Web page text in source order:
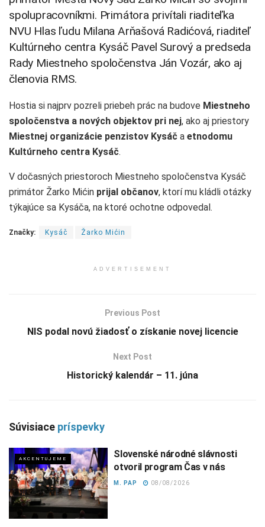
spolupracovníkmi. Primátora privítali riaditeľka
NVU Hlas ľudu Milana Arňašová Radićová, riaditeľ
Kultúrneho centra Kysáč Pavel Surový a predseda
Rady Miestneho spoločenstva Ján Vozár, ako aj
členovia RMS.
Hostia si najprv pozreli priebeh prác na budove Miestneho
spoločenstva a nových objektov pri nej, ako aj priestory
Miestnej organizácie penzistov Kysáč a etnodomu
Kultúrneho centra Kysáč.
V dočasných priestoroch Miestneho spoločenstva Kysáč
primátor Žarko Mićin prijal občanov, ktorí mu kládli otázky
týkajúce sa Kysáča, na ktoré ochotne odpovedal.
Značky: Kysáč Žarko Mićin
ADVERTISEMENT
Previous Post
NIS podal novú žiadosť o získanie novej licencie
Next Post
Historický kalendár – 11. júna
Súvisiace príspevky
AKCENTUJEME
Slovenské národné slávnosti
otvoril program Čas v nás
M. PAP 08/08/2026